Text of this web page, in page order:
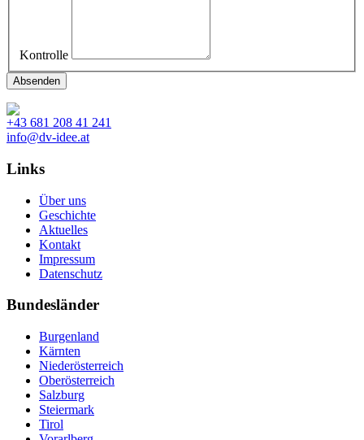
Kontrolle
+43 681 208 41 241
info@dv-idee.at
Links
Über uns
Geschichte
Aktuelles
Kontakt
Impressum
Datenschutz
Bundesländer
Burgenland
Kärnten
Niederösterreich
Oberösterreich
Salzburg
Steiermark
Tirol